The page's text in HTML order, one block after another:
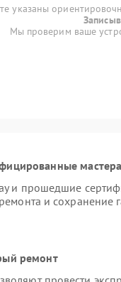
указаны
Мы проверим ваше
мастера
и прошедшие
и сохранение
ремонт